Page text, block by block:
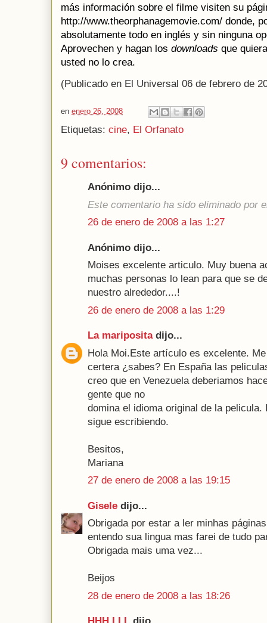
más información sobre el filme visiten su
http://www.theorphanagemovie.com/ donde,
absolutamente todo en inglés y sin ninguna
Aprovechen y hagan los downloads que
usted no lo crea.
(Publicado en El Universal 06 de febrero de
en enero 26, 2008
Etiquetas: cine, El Orfanato
9 comentarios:
Anónimo dijo...
Este comentario ha sido eliminado por
26 de enero de 2008 a las 1:27
Anónimo dijo...
Moises excelente articulo. Muy buena
muchas personas lo lean para que se
nuestro alrededor....!
26 de enero de 2008 a las 1:29
La maripositadijo...
Hola Moi.Este artículo es excelente.
certera ¿sabes? En España las
creo que en Venezuela deberiamos
gente que no
domina el idioma original de la
sigue escribiendo.
Besitos,
Mariana
27 de enero de 2008 a las 19:15
Gisele dijo...
Obrigada por estar a ler minhas
entendo sua lingua mas farei de tudo
Obrigada mais uma vez...
Beijos
28 de enero de 2008 a las 18:26